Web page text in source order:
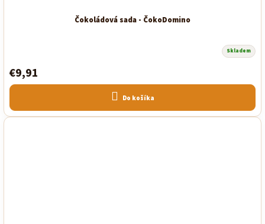
Čokoládová sada - ČokoDomino
Skladem
€9,91
Do košíka